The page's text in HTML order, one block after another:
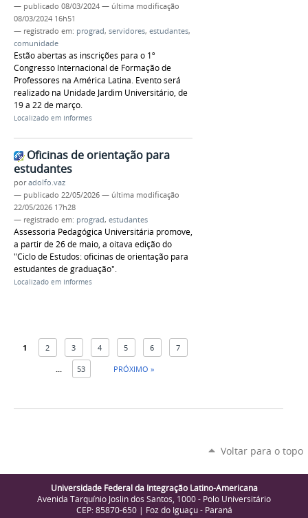
— publicado 08/03/2024 — última modificação
08/03/2024 16h51
— registrado em: prograd, servidores, estudantes,
comunidade
Estão abertas as inscrições para o 1º
Congresso Internacional de Formação de
Professores na América Latina. Evento será
realizado na Unidade Jardim Universitário, de
19 a 22 de março.
Localizado em Informes
Oficinas de orientação para
estudantes
poradolfo.vaz
— publicado 22/05/2026 — última modificação
22/05/2026 17h28
— registrado em: prograd, estudantes
Assessoria Pedagógica Universitária promove,
a partir de 26 de maio, a oitava edição do
"Ciclo de Estudos: oficinas de orientação para
estudantes de graduação".
Localizado em Informes
1 2 3 4 5 6 7
53 PRÓXIMO »
Voltar para o topo
Universidade Federal da Integração Latino-Americana
Avenida Tarquínio Joslin dos Santos, 1000 - Polo Universitário
CEP: 85870-650 | Foz do Iguaçu - Paraná